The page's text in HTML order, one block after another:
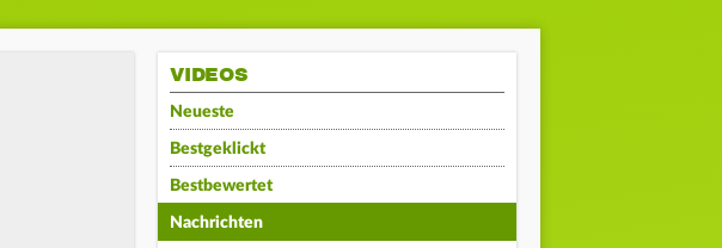
VIDEOS
Neueste
Bestgeklickt
Bestbewertet
Nachrichten